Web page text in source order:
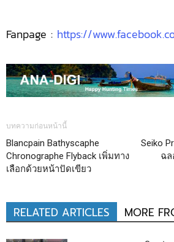
Fanpage : https://
บทความก่อนหน้านี้
Blancpain Bathyscaphe
Chronographe Flyback เพิ่มทาง
เลือกด้วยหน้าปัดเขียว
Seiko
ฉล
RELATED ARTICLES MORE